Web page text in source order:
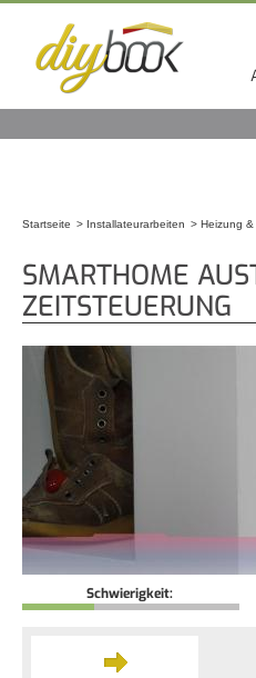
Startseite Installateurarbeiten Heizung
SMARTHOME
ZEITSTEUERUNG
Schwierigkeit: